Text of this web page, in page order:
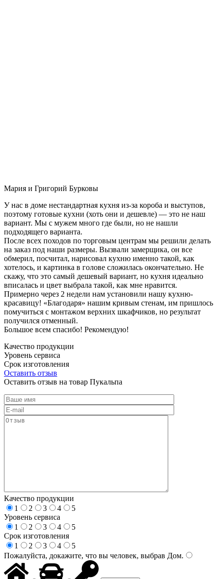
Мария и Григорий Бурковы
У нас в доме нестандартная кухня из-за короба и выступов,
поэтому готовые кухни (хоть они и дешевле) — это не наш
вариант. Мы с мужем много где были, но не нашли
подходящего варианта.
После всех походов по торговым центрам мы решили делать
на заказ под наши размеры. Вызвали замерщика, он все
обмерил, посчитал, нарисовал кухню именно такой, как
хотелось, и картинка в голове сложилась окончательно. Не
скажу, что это самый дешевый вариант, но кухня идеально
вписалась и цвет выбрала такой, как мне нравится.
Примерно через 2 недели нам установили нашу кухню-
красавицу! «Благодаря» нашим кривым стенам, им пришлось
помучиться с монтажом верхних шкафчиков, но результат
получился отменный.
Большое всем спасибо! Рекомендую!
Качество продукции
Уровень сервиса
Срок изготовления
Оставить отзыв
Оставить отзыв на товар Пукальпа
Качество продукции
1
2 3 4
5
Уровень сервиса
1
2 3 4
5
Срок изготовления
1
2 3 4
5
Пожалуйста, докажите, что вы человек, выбрав Дом.